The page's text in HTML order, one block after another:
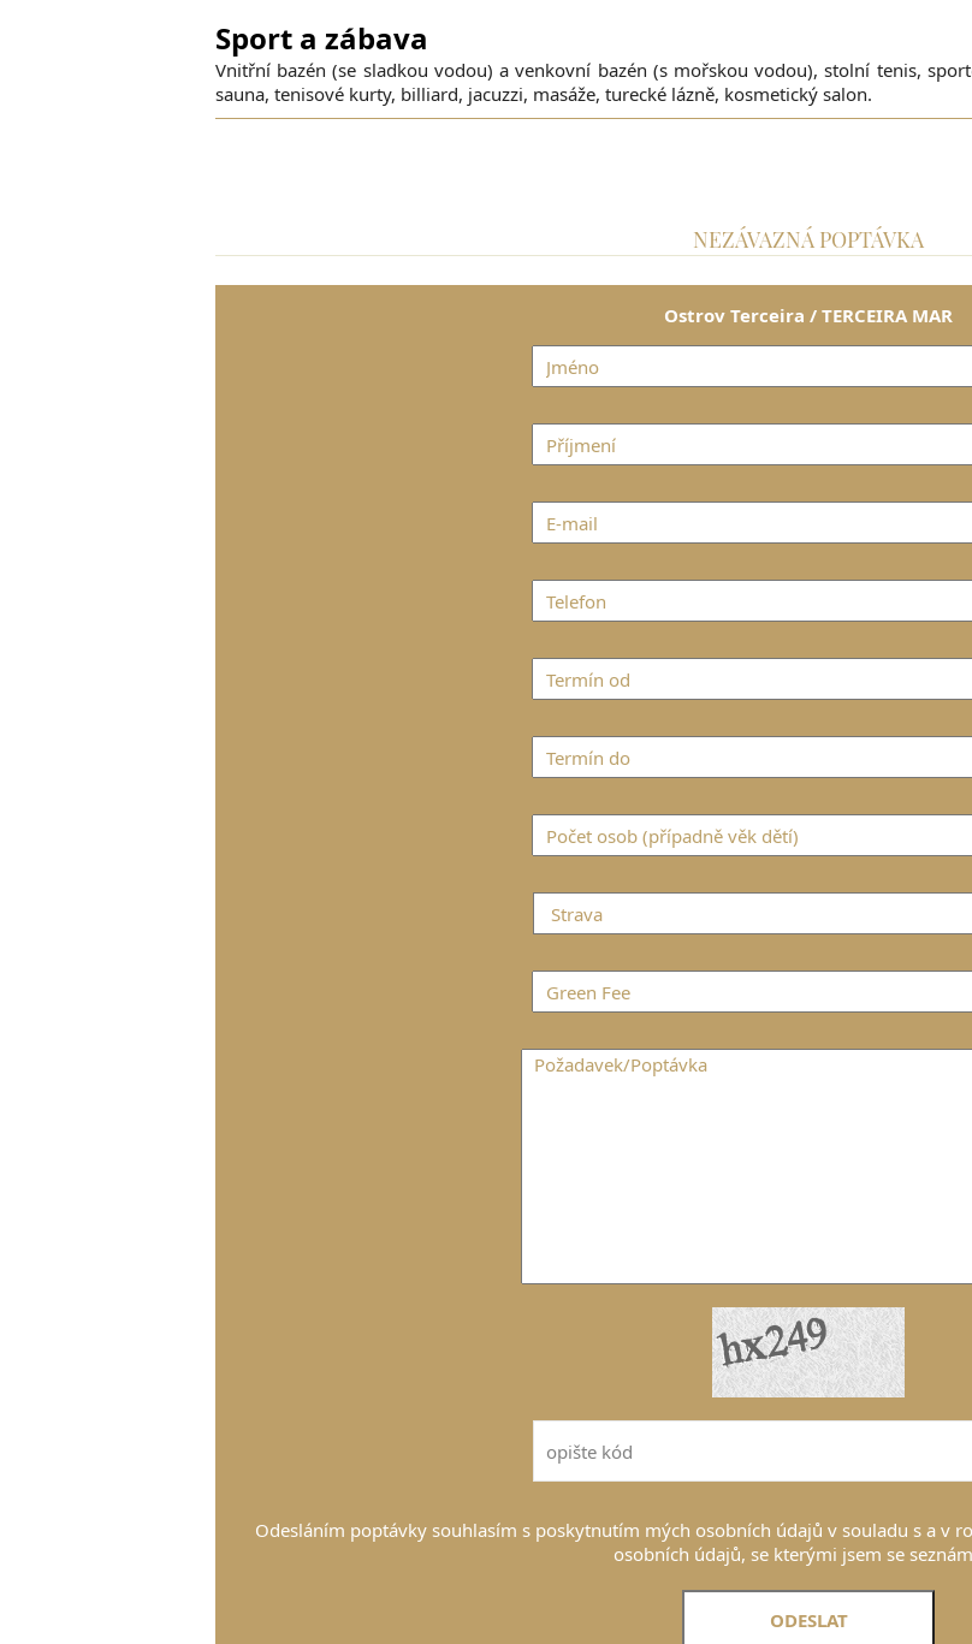
Sport a zábava
Vnitřní bazén (se sladkou vodou) a venkovní bazén (s mořskou vodou), stolní tenis,
sauna, tenisové kurty, billiard, jacuzzi, masáže, turecké lázně, kosmetický salon.
NEZÁVAZNÁ POPTÁVKA
Ostrov Terceira / TERCEIRA MAR
Odesláním poptávky souhlasím s poskytnutím mých osobních údajů v souladu s a v
osobních údajů, se kterými jsem se